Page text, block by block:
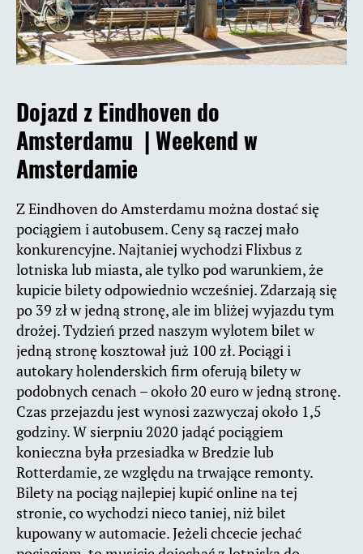
Dojazd z Eindhoven do
Amsterdamu | Weekend w
Amsterdamie
Z Eindhoven do Amsterdamu można dostać się
pociągiem i autobusem. Ceny są raczej mało
konkurencyjne. Najtaniej wychodzi Flixbus z
lotniska lub miasta, ale tylko pod warunkiem, że
kupicie bilety odpowiednio wcześniej. Zdarzają się
po 39 zł w jedną stronę, ale im bliżej wyjazdu tym
drożej. Tydzień przed naszym wylotem bilet w
jedną stronę kosztował już 100 zł. Pociągi i
autokary holenderskich firm oferują bilety w
podobnych cenach – około 20 euro w jedną stronę.
Czas przejazdu jest wynosi zazwyczaj około 1,5
godziny. W sierpniu 2020 jadąć pociągiem
konieczna była przesiadka w Bredzie lub
Rotterdamie, ze względu na trwające remonty.
Bilety na pociąg najlepiej kupić online na tej
stronie, co wychodzi nieco taniej, niż bilet
kupowany w automacie. Jeżeli chcecie jechać